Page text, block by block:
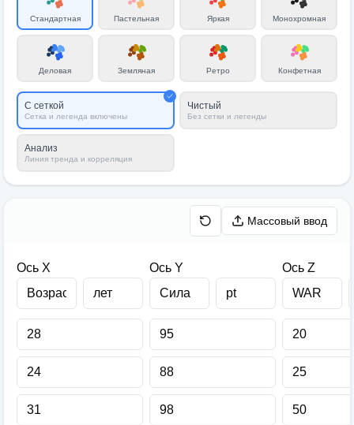
Стандартная Пастельная Яркая Монохромная
Деловая Земляная Ретро Конфетная
С сеткой
Сетка и легенда включены
Чистый
Без сетки и легенды
Анализ
Линия тренда и корреляция
Массовый ввод
Ось X Ось Y Ось Z